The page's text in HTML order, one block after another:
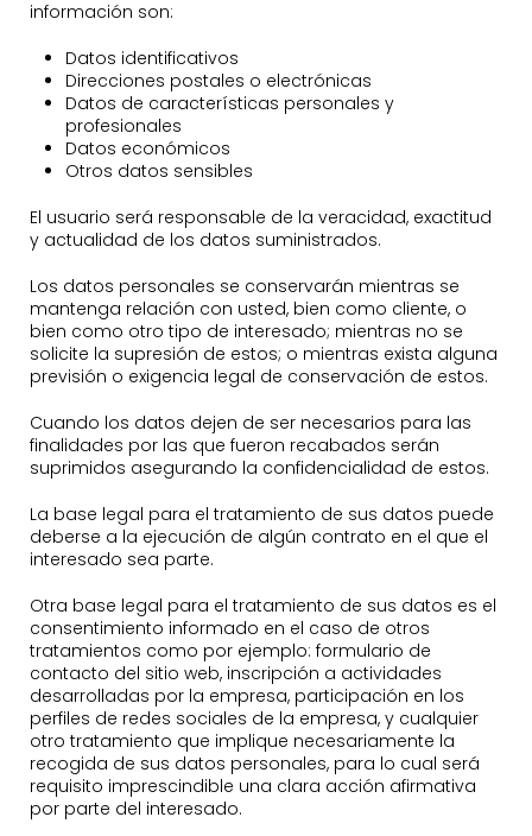
información son:
Datos identificativos
Direcciones postales o electrónicas
Datos de características personales y
profesionales
Datos económicos
Otros datos sensibles
El usuario será responsable de la veracidad, exactitud
y actualidad de los datos suministrados.
Los datos personales se conservarán mientras se
mantenga relación con usted, bien como cliente, o
bien como otro tipo de interesado; mientras no se
solicite la supresión de estos; o mientras exista alguna
previsión o exigencia legal de conservación de estos.
Cuando los datos dejen de ser necesarios para las
finalidades por las que fueron recabados serán
suprimidos asegurando la confidencialidad de estos.
La base legal para el tratamiento de sus datos puede
deberse a la ejecución de algún contrato en el que el
interesado sea parte.
Otra base legal para el tratamiento de sus datos es el
consentimiento informado en el caso de otros
tratamientos como por ejemplo: formulario de
contacto del sitio web, inscripción a actividades
desarrolladas por la empresa, participación en los
perfiles de redes sociales de la empresa, y cualquier
otro tratamiento que implique necesariamente la
recogida de sus datos personales, para lo cual será
requisito imprescindible una clara acción afirmativa
por parte del interesado.